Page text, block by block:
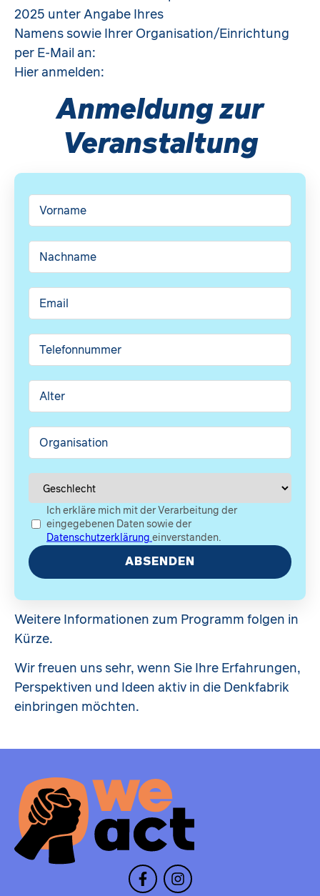
2025 unter Angabe Ihres
Namens sowie Ihrer Organisation/Einrichtung
per E-Mail an:
Hier anmelden:
Anmeldung zur
Veranstaltung
Weitere Informationen zum Programm folgen in
Kürze.
Wir freuen uns sehr, wenn Sie Ihre Erfahrungen,
Perspektiven und Ideen aktiv in die Denkfabrik
einbringen möchten.